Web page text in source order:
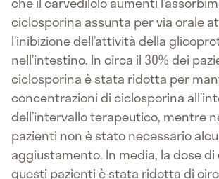
ciclosporina assunta per via orale
l’inibizione dell’attività della
nell’intestino. In circa il 30% dei
ciclosporina è stata ridotta per
concentrazioni di ciclosporina
dell’intervallo terapeutico, mentre
pazienti non è stato necessario
aggiustamento. In media, la dose
questi pazienti è stata ridotta di